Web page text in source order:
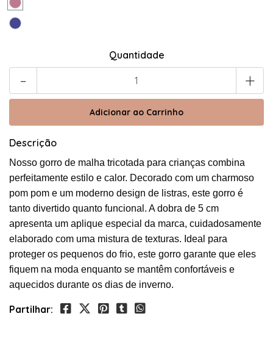
Quantidade
- +
Descrição
Nosso gorro de malha tricotada para crianças combina
perfeitamente estilo e calor. Decorado com um charmoso
pom pom e um moderno design de listras, este gorro é
tanto divertido quanto funcional. A dobra de 5 cm
apresenta um aplique especial da marca, cuidadosamente
elaborado com uma mistura de texturas. Ideal para
proteger os pequenos do frio, este gorro garante que eles
fiquem na moda enquanto se mantêm confortáveis e
aquecidos durante os dias de inverno.
Partilhar: